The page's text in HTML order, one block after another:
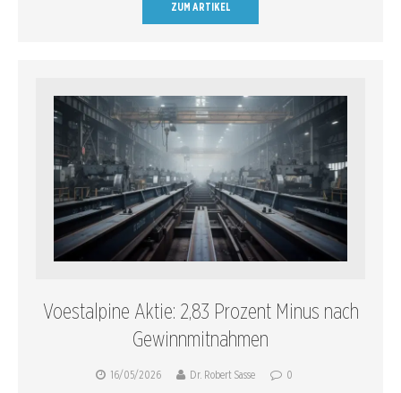
ZUM ARTIKEL
Voestalpine Aktie: 2,83 Prozent Minus nach
Gewinnmitnahmen
16/05/2026 Dr. Robert Sasse 0